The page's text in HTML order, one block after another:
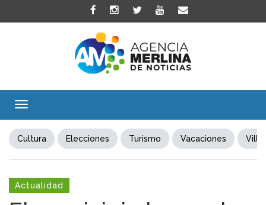
Toggle
Cultura Elecciones Turismo Vacaciones Villa
Actualidad